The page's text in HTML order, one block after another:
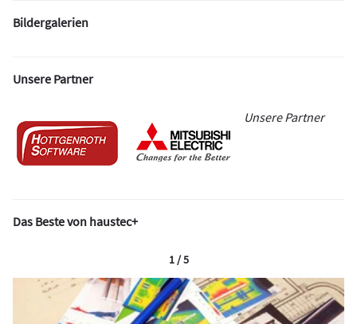
Bildergalerien
Unsere Partner
Unsere Partner
Das Beste von haustec+
1 / 5